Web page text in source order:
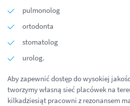
pulmonolog
ortodonta
stomatolog
urolog.
Aby zapewnić dostęp do wysokiej
tworzymy własną sieć placówek na
kilkadziesiąt pracowni z rezonansem